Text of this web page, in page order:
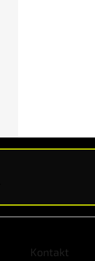
Kontakt